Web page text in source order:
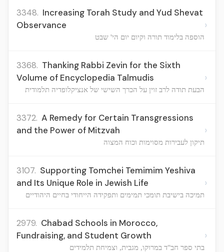
3348. Increasing Torah Study and Yud Shevat
Observance
הוספה בלימוד תורה וקיום יום הי' שבט
›
3368. Thanking Rabbi Zevin for the Sixth
Volume of Encyclopedia Talmudis
הבעת תודה לרב זוין על הכרך השישי של אנציקלופדיה תלמודית
›
3372. A Remedy for Certain Transgressions
and the Power of Mitzvah
תיקון לעבירות מסוימות וכוח המצוה
›
3107. Supporting Tomchei Temimim Yeshiva
and Its Unique Role in Jewish Life
תמיכה בישיבת תומכי תמימים ותפקידה הייחודי בחיים היהודיים
›
2979. Chabad Schools in Morocco,
Fundraising, and Student Growth
בתי ספר חב"ד במרוקו, מגבית, וצמיחת תלמידים
›